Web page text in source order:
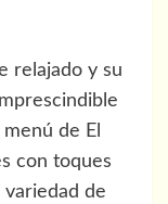
relajado y su
de El
con toques
de